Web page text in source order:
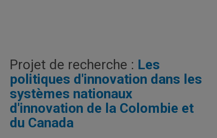
Projet de recherche : Les
politiques d'innovation dans les
systèmes nationaux
d'innovation de la Colombie et
du Canada